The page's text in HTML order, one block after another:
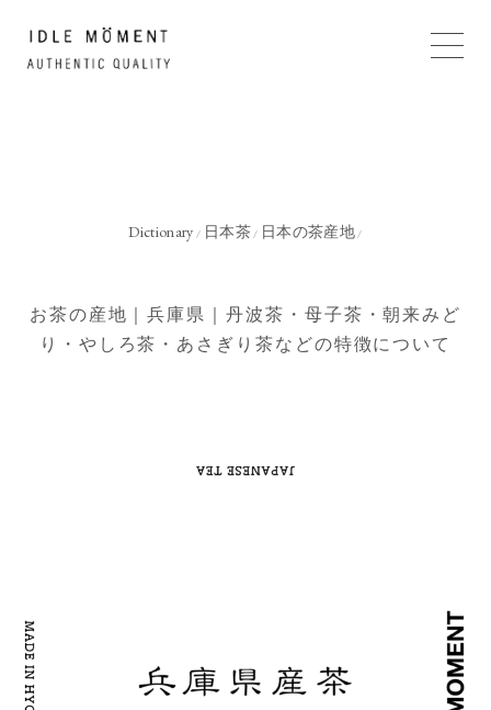
Dictionary / 日本茶 / 日本の茶産地 /
お茶の産地｜兵庫県｜丹波茶・母子茶・朝来みど
り・やしろ茶・あさぎり茶などの特徴について